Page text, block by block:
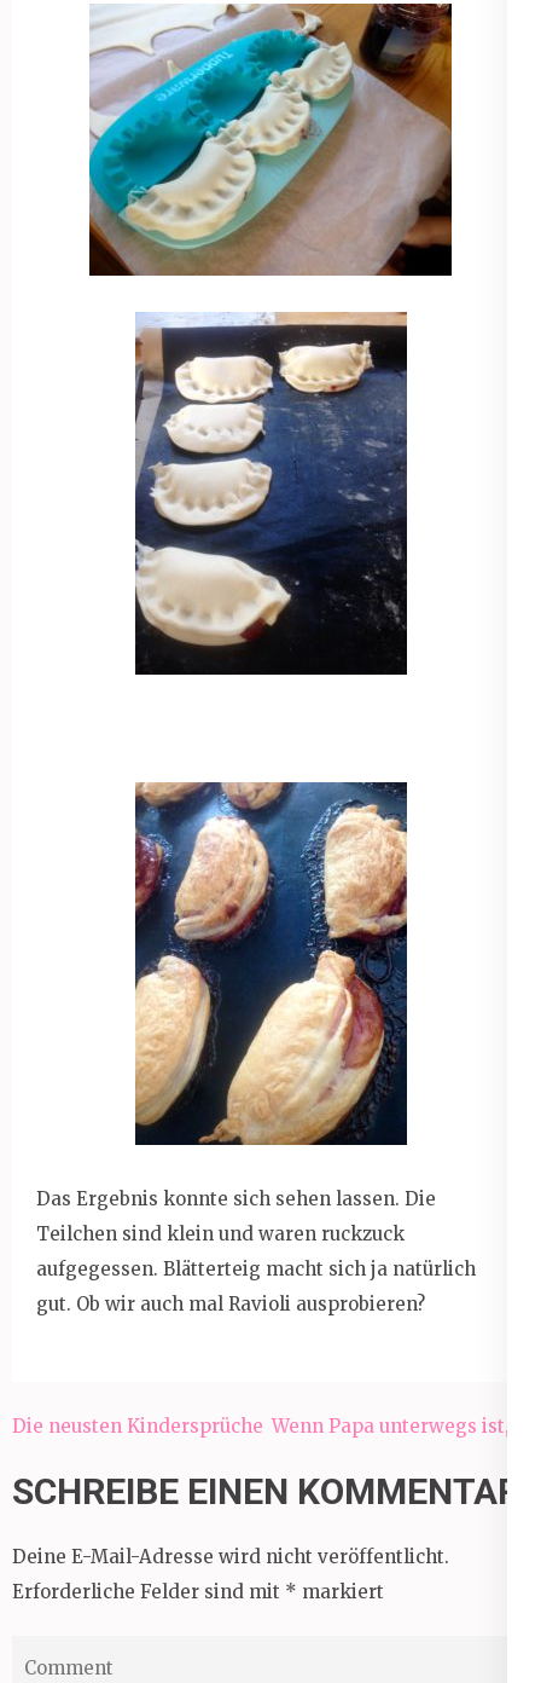
Das Ergebnis konnte sich sehen lassen. Die
Teilchen sind klein und waren ruckzuck
aufgegessen. Blätterteig macht sich ja natürlich
gut. Ob wir auch mal Ravioli ausprobieren?
Beitragsnavigation
Die neusten Kindersprüche Wenn Papa unterwegs ist, …
SCHREIBE EINEN KOMMENTAR
Deine E-Mail-Adresse wird nicht veröffentlicht.
Erforderliche Felder sind mit * markiert